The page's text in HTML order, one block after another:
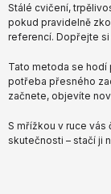
Stálé cvičení,
pokud pravidelně
referencí. Dopřejte si
Tato metoda se hodí
potřeba přesného
začnete, objevíte
S mřížkou v ruce
skutečnosti – stačí ji